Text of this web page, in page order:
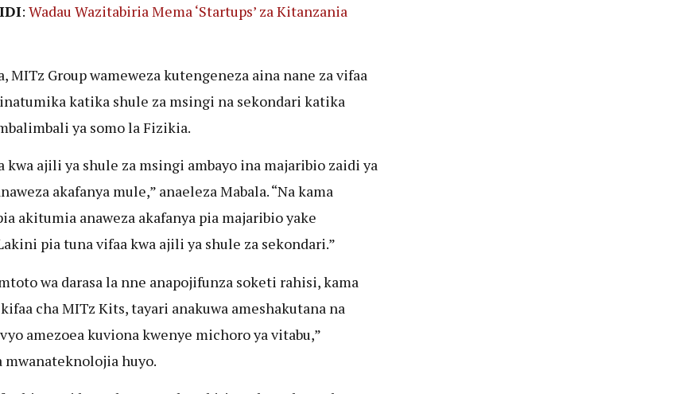
: Wadau Wazitabiria Mema ‘Startups’ za Kitanzania
MITz Group wameweza kutengeneza aina nane za vifaa
katika shule za msingi na sekondari katika
ya somo la Fizikia.
kwa ajili ya shule za msingi ambayo ina majaribio zaidi ya
akafanya mule,” anaeleza Mabala. “Na kama
akitumia anaweza akafanya pia majaribio yake
pia tuna vifaa kwa ajili ya shule za sekondari.”
mtoto wa darasa la nne anapojifunza soketi rahisi, kama
cha MITz Kits, tayari anakuwa ameshakutana na
amezoea kuviona kwenye michoro ya vitabu,”
mwanateknolojia huyo.